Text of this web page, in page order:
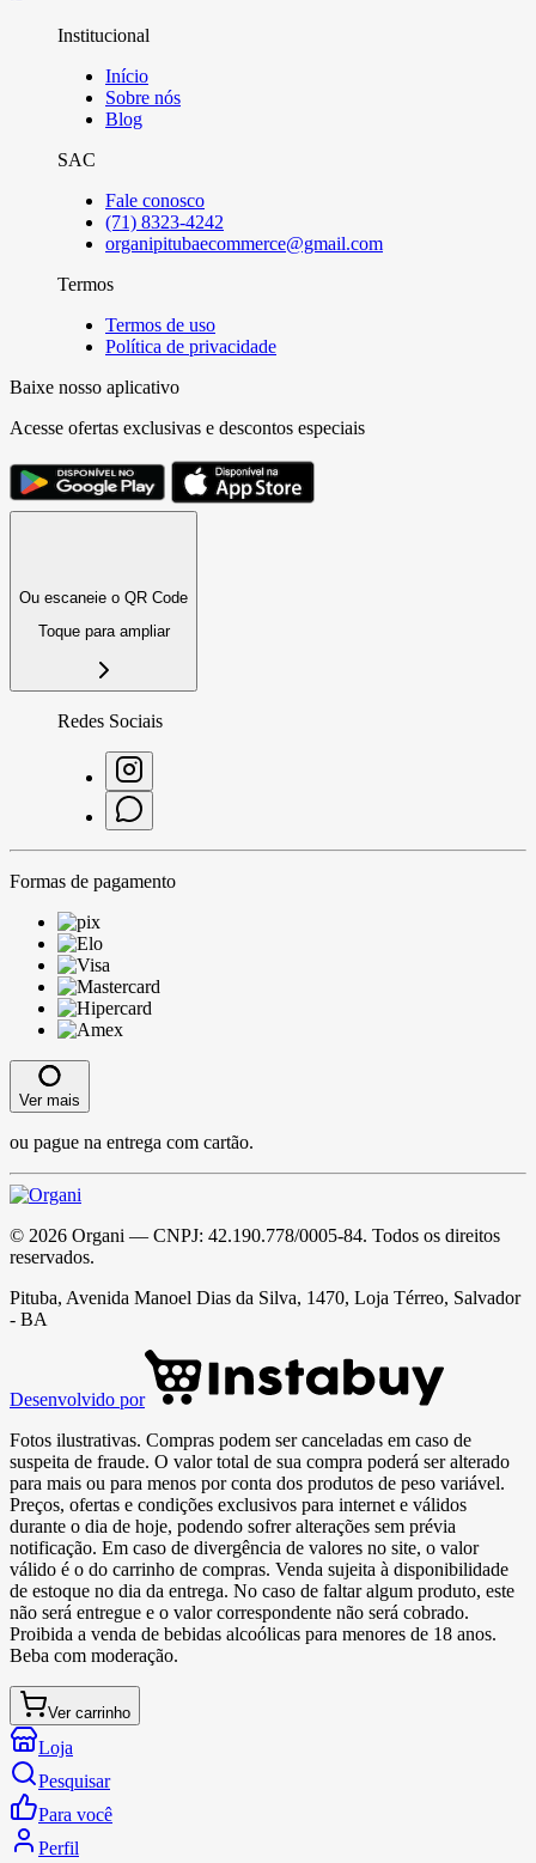
Institucional
Início
Sobre nós
Blog
SAC
Fale conosco
(71) 8323-4242
organipitubaecommerce@gmail.com
Termos
Termos de uso
Política de privacidade
Baixe nosso aplicativo
Acesse ofertas exclusivas e descontos especiais
Ou escaneie o QR Code
Toque para ampliar
Redes Sociais
Formas de pagamento
Ver mais
ou pague na entrega com cartão.
© 2026 Organi — CNPJ: 42.190.778/0005-84. Todos os direitos
reservados.
Pituba, Avenida Manoel Dias da Silva, 1470, Loja Térreo, Salvador
- BA
Desenvolvido por
Fotos ilustrativas. Compras podem ser canceladas em caso de
suspeita de fraude. O valor total de sua compra poderá ser alterado
para mais ou para menos por conta dos produtos de peso variável.
Preços, ofertas e condições exclusivos para internet e válidos
durante o dia de hoje, podendo sofrer alterações sem prévia
notificação. Em caso de divergência de valores no site, o valor
válido é o do carrinho de compras. Venda sujeita à disponibilidade
de estoque no dia da entrega. No caso de faltar algum produto, este
não será entregue e o valor correspondente não será cobrado.
Proibida a venda de bebidas alcoólicas para menores de 18 anos.
Beba com moderação.
Ver carrinho
Loja
Pesquisar
Para você
Perfil